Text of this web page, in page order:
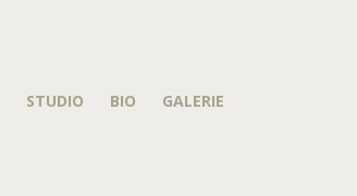
STUDIO BIO GALERIE